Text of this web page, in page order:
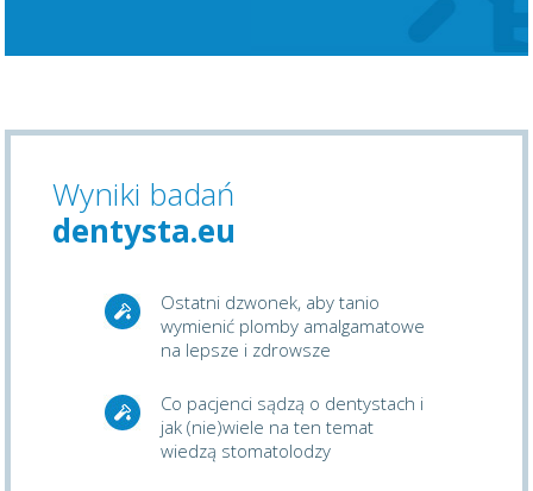
Wyniki badań
dentysta.eu
Ostatni dzwonek, aby tanio
wymienić plomby amalgamatowe
na lepsze i zdrowsze
Co pacjenci sądzą o dentystach i
jak (nie)wiele na ten temat
wiedzą stomatolodzy